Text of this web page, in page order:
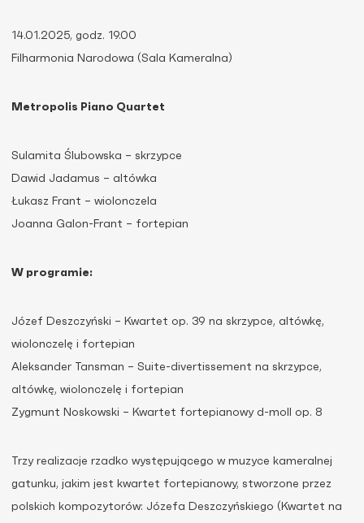
14.01.2025, godz. 19.00
Filharmonia Narodowa (Sala Kameralna)
Metropolis Piano Quartet
Sulamita Ślubowska – skrzypce
Dawid Jadamus – altówka
Łukasz Frant – wiolonczela
Joanna Galon-Frant – fortepian
W programie:
Józef Deszczyński – Kwartet op. 39 na skrzypce, altówkę,
wiolonczelę i fortepian
Aleksander Tansman – Suite-divertissement na skrzypce,
altówkę, wiolonczelę i fortepian
Zygmunt Noskowski – Kwartet fortepianowy d-moll op. 8
Trzy realizacje rzadko występującego w muzyce kameralnej
gatunku, jakim jest kwartet fortepianowy, stworzone przez
polskich kompozytorów: Józefa Deszczyńskiego (Kwartet na